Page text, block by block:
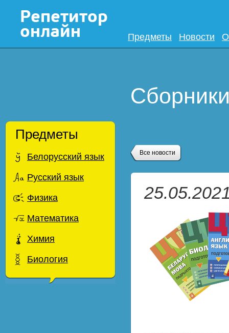
Предметы Новости
Предметы
Белорусский язык
Русский язык
Физика
Математика
Химия
Биология
Все новости